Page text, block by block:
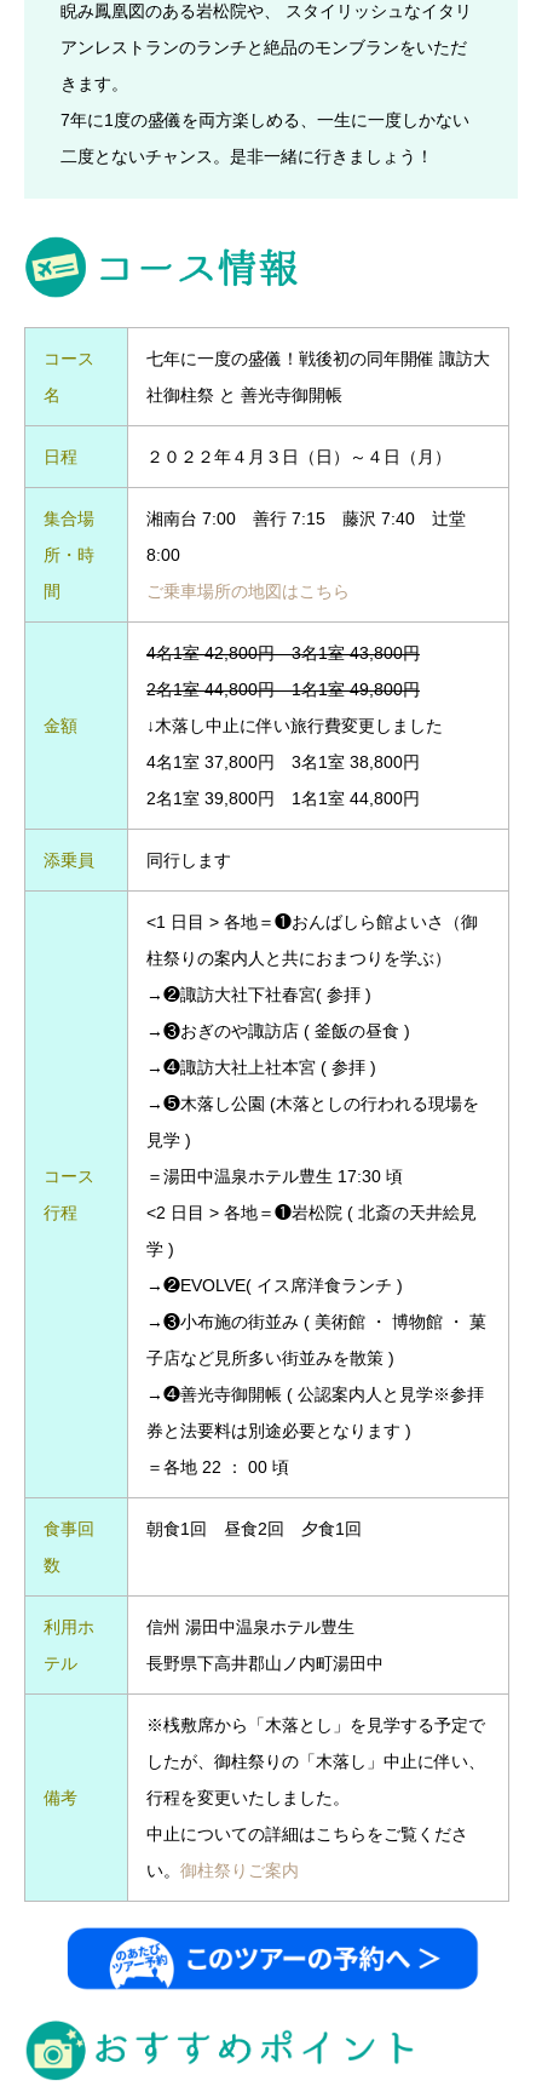
睨み鳳凰図のある岩松院や、 スタイリッシュなイタリ
アンレストランのランチと絶品のモンブランをいただ
きます。
7年に1度の盛儀を両方楽しめる、一生に一度しかない
二度とないチャンス。是非一緒に行きましょう！
コース
名
七年に一度の盛儀！戦後初の同年開催 諏訪大
社御柱祭 と 善光寺御開帳
日程 ２０２２年４月３日（日）～４日（月）
集合場
所・時
間
湘南台 7:00 善行 7:15 藤沢 7:40 辻堂
8:00
ご乗車場所の地図はこちら
金額
4名1室 42,800円 3名1室 43,800円
2名1室 44,800円 1名1室 49,800円
↓木落し中止に伴い旅行費変更しました
4名1室 37,800円 3名1室 38,800円
2名1室 39,800円 1名1室 44,800円
添乗員 同行します
コース
行程
<1 日目 > 各地＝❶おんばしら館よいさ（御
柱祭りの案内人と共におまつりを学ぶ）
→❷諏訪大社下社春宮( 参拝 )
→❸おぎのや諏訪店 ( 釜飯の昼食 )
→❹諏訪大社上社本宮 ( 参拝 )
→❺木落し公園 (木落としの行われる現場を
見学 )
＝湯田中温泉ホテル豊生 17:30 頃
<2 日目 > 各地＝❶岩松院 ( 北斎の天井絵見
学 )
→❷EVOLVE( イス席洋食ランチ )
→❸小布施の街並み ( 美術館 ・ 博物館 ・ 菓
子店など見所多い街並みを散策 )
→❹善光寺御開帳 ( 公認案内人と見学※参拝
券と法要料は別途必要となります )
＝各地 22 ： 00 頃
食事回
数
朝食1回 昼食2回 夕食1 回
利用ホ
テル
信州 湯田中温泉ホテル豊生
長野県下高井郡山ノ内町湯田中
備考
※桟敷席から「木落とし」を見学する予定で
したが、御柱祭りの「木落し」中止に伴い、
行程を変更いたしました。
中止についての詳細はこちらをご覧くださ
い。 御柱祭りご案内